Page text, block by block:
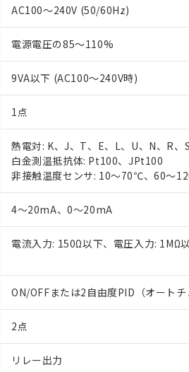
AC100～240V (50/60Hz)
電源電圧の85～110%
9VA以下 (AC100～240V時)
1点
熱電対: K、J、T、E、L、U、N、R
白金測温抵抗体: Pt100、JPt100
非接触温度センサ: 10～70℃、60
4～20mA、0～20mA
電流入力: 150Ω以下、電圧入力:
ON/OFFまたは2自由度PID（オートチ
2点
リレー出力